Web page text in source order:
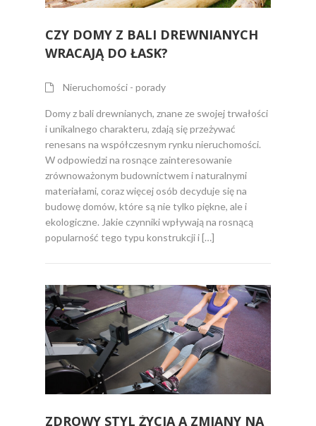
CZY DOMY Z BALI DREWNIANYCH
WRACAJĄ DO ŁASK?
Nieruchomości - porady
Domy z bali drewnianych, znane ze swojej trwałości
i unikalnego charakteru, zdają się przeżywać
renesans na współczesnym rynku nieruchomości.
W odpowiedzi na rosnące zainteresowanie
zrównoważonym budownictwem i naturalnymi
materiałami, coraz więcej osób decyduje się na
budowę domów, które są nie tylko piękne, ale i
ekologiczne. Jakie czynniki wpływają na rosnącą
popularność tego typu konstrukcji i […]
ZDROWY STYL ŻYCIA A ZMIANY NA